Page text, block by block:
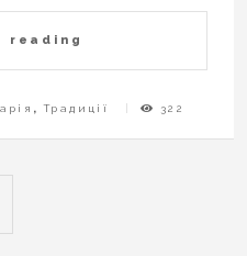
reading
,Традиції 322